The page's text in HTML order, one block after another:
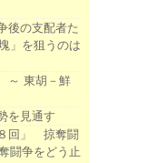
後の支配者た
」を狙うのは
～ 東胡－鮮
を見通す
回」 掠奪闘
闘争をどう止